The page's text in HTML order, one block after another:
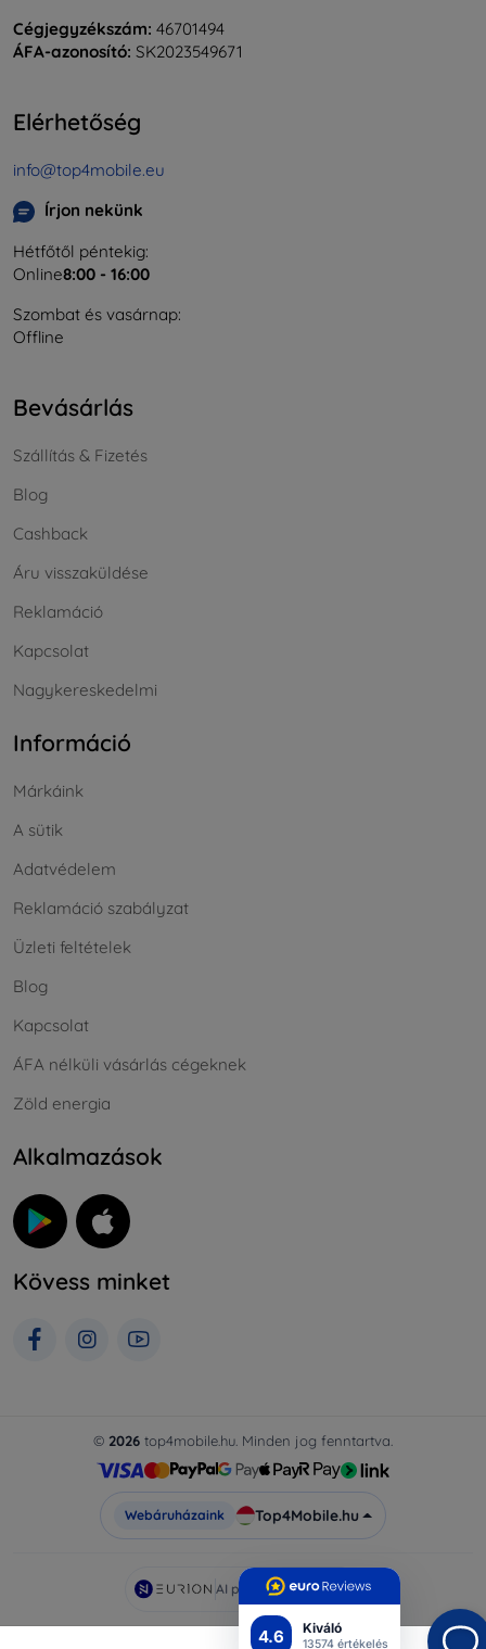
4.6 Kiváló
13574 értékelés
Cégjegyzékszám: 46701494
ÁFA-azonosító: SK2023549671
Elérhetőség
info@top4mobile.eu
Írjon nekünk
Hétfőtől péntekig:
Online8:00 - 16:00
Szombat és vasárnap:
Offline
Bevásárlás
Szállítás & Fizetés
Blog
Cashback
Áru visszaküldése
Reklamáció
Kapcsolat
Nagykereskedelmi
Információ
Márkáink
A sütik
Adatvédelem
Reklamáció szabályzat
Üzleti feltételek
Blog
Kapcsolat
ÁFA nélküli vásárlás cégeknek
Zöld energia
Alkalmazások
Kövess minket
© 2026 top4mobile.hu. Minden jog fenntartva.
Webáruházaink Top4Mobile.hu
AI powered byEurion